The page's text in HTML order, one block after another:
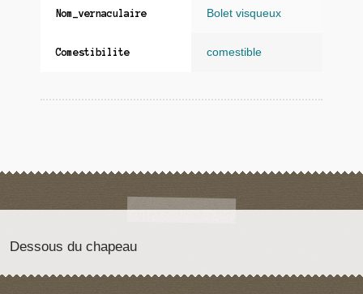
Nom_vernaculaire Bolet visqueux
Comestibilite comestible
Dessous du chapeau